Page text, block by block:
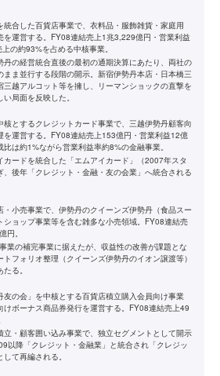
統合した百貨店事業で、衣料品・服飾雑貨・家庭用
を運営する。FY08連結売上1兆3,229億円・営業利益
の約93%を占める中核事業。
の経営統合直後の最初の通期決算にあたり、両社の
まま並行する段階の開示。新宿伊勢丹本店・日本橋三
三越アルコット等を擁し、リーマンショックの直撃を
局面を反映した。
核とするクレジットカード事業で、三越伊勢丹顧客向
を運営する。FY08連結売上153億円・営業利益12億
は約1%ながら営業利益率約8%の金融事業。
カードを統合した「エムアイカード」（2007年スタ
、後年「クレジット・金融・友の会業」へ統合される
・小売事業で、伊勢丹のクイーンズ伊勢丹（食品スー
ショップ事業等を含む雑多な小売領域。FY08連結売
円。
業の補完事業に据えたが、収益性の改善が課題とな
フォリオ整理（クイーンズ伊勢丹のイオン譲渡等）
る。
友の会」を中核とする百貨店積立購入会員向け事業
けボーナス商品券発行を運営する。FY08連結売上49
立・顧客囲い込み事業で、独立セグメントとして開示
以降「クレジット・金融業」と統合され「クレジッ
て再編される。